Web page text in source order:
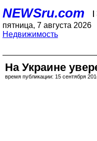
NEWSru.com |
пятница, 7 августа 2026
Недвижимость
На Украине
время публикации: 15 сентября